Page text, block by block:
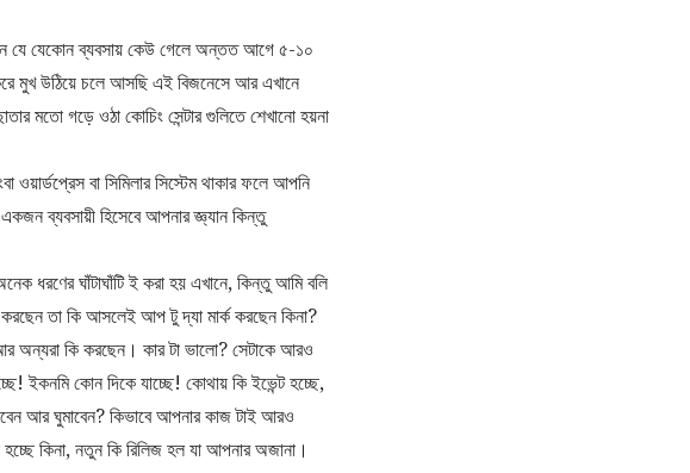
যে যেকোন ব্যবসায় কেউ গেলে অন্তত আগে ৫-১০
মুখ উঠিয়ে চলে আসছি এই বিজনেসে আর এখানে
মতো গড়ে ওঠা কোচিং সেন্টার গুলিতে শেখানো হয়না
বা সিমিলার সিস্টেম থাকার ফলে আপনি
ব্যবসায়ী হিসেবে আপনার জ্ঞ্যান কিন্তু
ধরণের ঘাঁটাঘাঁটি ই করা হয় এখানে, কিন্তু আমি বলি
তা কি আসলেই আপ টু দ্যা মার্ক করছেন কিনা?
অন্যরা কি করছেন। কার টা ভালো? সেটাকে আরও
ইকনমি কোন দিকে যাচ্ছে! কোথায় কি ইভেন্ট হচ্ছে,
আর ঘুমাবেন? কিভাবে আপনার কাজ টাই আরও
কিনা, নতুন কি রিলিজ হল যা আপনার অজানা।